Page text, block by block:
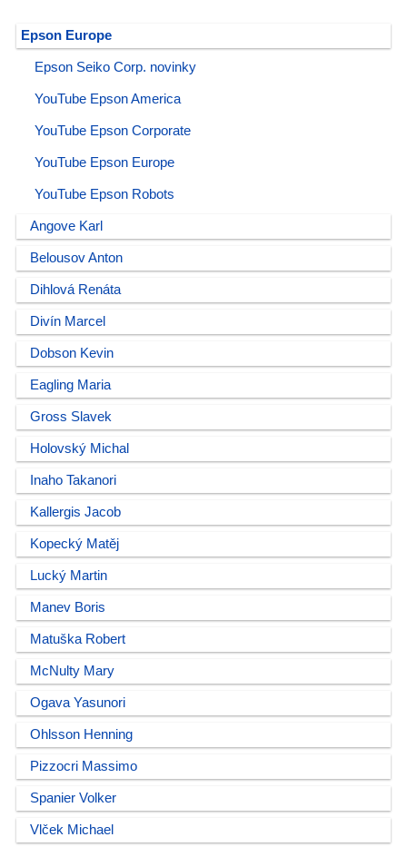
Epson Europe
Epson Seiko Corp. novinky
YouTube Epson America
YouTube Epson Corporate
YouTube Epson Europe
YouTube Epson Robots
Angove Karl
Belousov Anton
Dihlová Renáta
Divín Marcel
Dobson Kevin
Eagling Maria
Gross Slavek
Holovský Michal
Inaho Takanori
Kallergis Jacob
Kopecký Matěj
Lucký Martin
Manev Boris
Matuška Robert
McNulty Mary
Ogava Yasunori
Ohlsson Henning
Pizzocri Massimo
Spanier Volker
Vlček Michael